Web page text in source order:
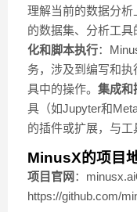
理解当前的数据分
的数据集、分析工具
化和脚本执行：
务，涉及到编写和
具中的操作。 集成和
具（如Jupyter和
的插件或扩展，与工
MinusX的项目
项目官网 ：minusx.ai
https://github.com/